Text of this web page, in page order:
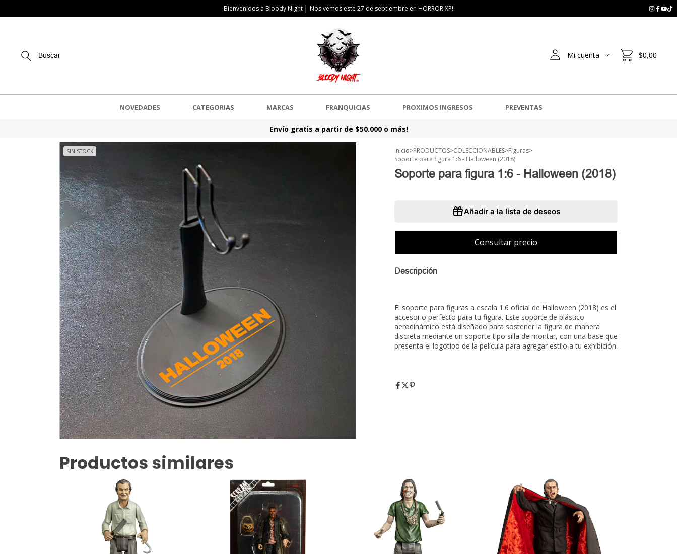
Bienvenidos a Bloody Night │ Nos vemos este 27 de septiembre en HORROR XP!
Buscar Mi cuenta $0,00
NOVEDADES CATEGORIAS MARCAS FRANQUICIAS PROXIMOS INGRESOS PREVENTAS
Envío gratis a partir de $50.000 o más!
SIN STOCK Inicio>PRODUCTOS>COLECCIONABLES>Figuras>
Soporte para figura 1:6 - Halloween (2018)
Soporte para figura 1:6 - Halloween (2018)
Añadir a la lista de deseos
Descripción
El soporte para figuras a escala 1:6 oficial de Halloween (2018) es el
accesorio perfecto para tu figura. Este soporte de plástico
aerodinámico está diseñado para sostener la figura de manera
discreta mediante un soporte tipo silla de montar, con una base que
presenta el logotipo de la película para agregar estilo a tu exhibición.
Productos similares
GRATIS GRATIS